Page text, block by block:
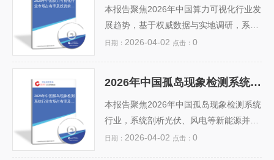
险，并...
差异、细分应用领域（住宅、学校、医
院、保障房等）渗透率，并结合BIM技术
融合、智能建造升级、标准化体系完善等
行不一）进行量化评估。数据来源涵盖住
建部统计、行业协会调研及头部企业年
报，旨在为政府决策、开发商布局及资本
机构提供前瞻性、...
业市场占有率及投资前景
本报告聚焦2026年中国算力可视化行业发
展趋势，基于权威数据与实地调研，系统
分析当前市场格局、头部企业占有率（如
域竞争态势。报告指出，受益于“东数西
算”工程深化、智算中心建设加速及大模型
训练对实时算力监控的刚性需求，行业年
复合增长率预计达28.5%。同时，报告评
日期： 2026-04-02 点击： 0
2026年中国孤岛现象检测
系统行业市场占有率及投
2026年中国孤岛现象检测系统行业市场占有率及投资前景预测分析报告
本报告聚焦2026年中国孤岛现象检测系统
行业，系统剖析光伏、风电等新能源并网
场景下孤岛效应识别与防护技术的市场发
日期： 2026-04-02 点击： 0